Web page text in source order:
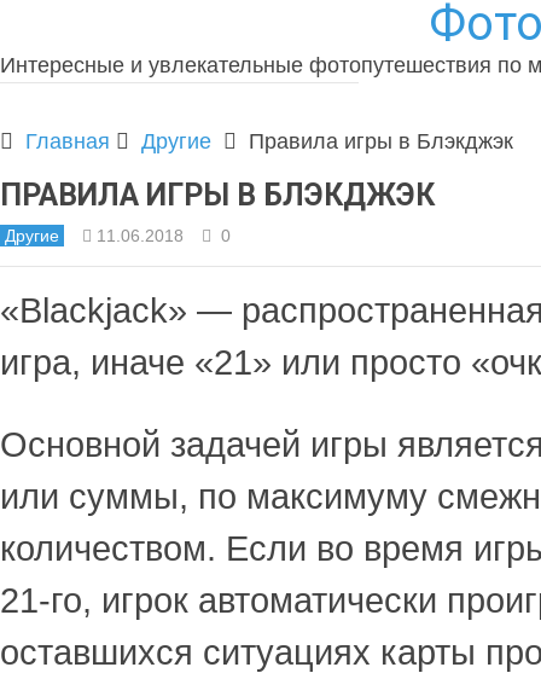
Интересные и увлекательные фотопутешествия по
Главная Другие Правила игры в Блэкджэк
ПРАВИЛА ИГРЫ В БЛЭКДЖЭК
Другие 11.06.2018 0
«Blackjack» —
игра, иначе «21» или просто
Основной задачей игры
или суммы, по максимуму
количеством. Если во время
21-го, игрок автоматически
оставшихся ситуациях карты